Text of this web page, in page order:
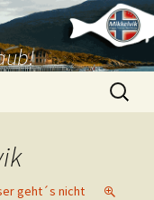
Suchen
nach:
geht´s nicht